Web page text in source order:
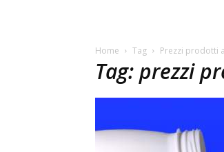
Home Tag Prezzi prodotti
Tag: prezzi